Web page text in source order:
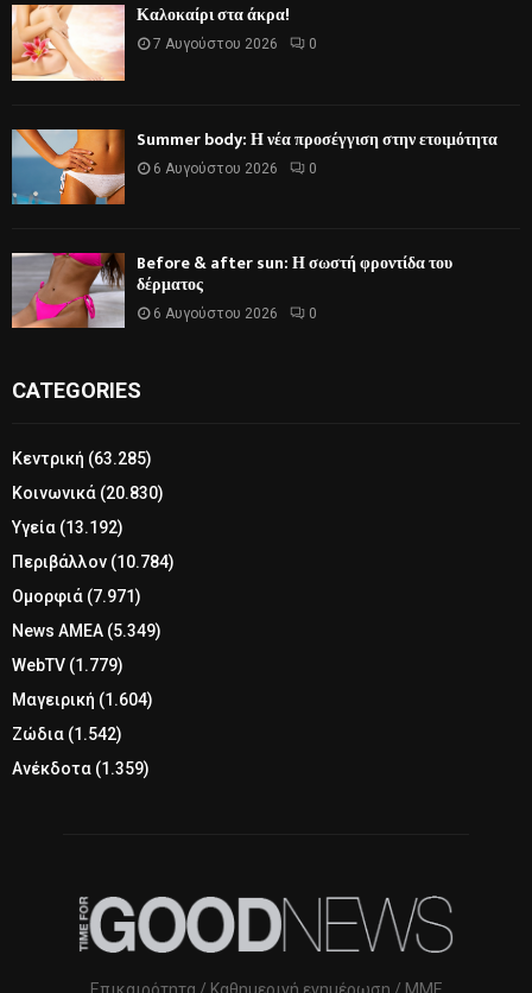
Καλοκαίρι στα άκρα!
7 Αυγούστου 2026 0
Summer body: Η νέα προσέγγιση στην ετοιμότητα
6 Αυγούστου 2026 0
Before & after sun: Η σωστή φροντίδα του
δέρματος
6 Αυγούστου 2026 0
CATEGORIES
Κεντρική (63.285)
Κοινωνικά (20.830)
Υγεία (13.192)
Περιβάλλον (10.784)
Ομορφιά (7.971)
News ΑΜΕΑ (5.349)
WebTV (1.779)
Μαγειρική (1.604)
Ζώδια (1.542)
Ανέκδοτα (1.359)
Επικαιρότητα / Καθημερινή ενημέρωση / ΜΜΕ